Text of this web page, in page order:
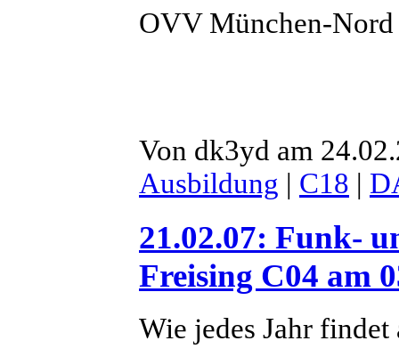
OVV München-Nord
Von dk3yd am
Ausbildung | C18 |
21.02.07: Funk-
Freising C04 am
Wie jedes Jahr findet